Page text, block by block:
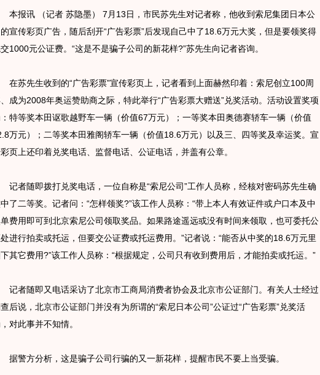
报讯 （记者 苏隐墨） 7月13日，市民苏先生对记者称，他收到索尼集团日本公
宣传彩页广告，随后刮开“广告彩票”后发现自己中了18.6万元大奖，但是要领奖得
1000元公证费。“这是不是骗子公司的新花样?”苏先生向记者咨询。
苏先生收到的“广告彩票”宣传彩页上，记者看到上面赫然印着：索尼创立100周
成为2008年奥运赞助商之际，特此举行“广告彩票大赠送”兑奖活动。活动设置奖项
特等奖本田讴歌越野车一辆（价值67万元）；一等奖本田奥德赛轿车一辆（价值
万元）；二等奖本田雅阁轿车一辆（价值18.6万元）以及三、四等奖及幸运奖。宣
页上还印着兑奖电话、监督电话、公证电话，并盖有公章。
者随即拨打兑奖电话，一位自称是“索尼公司”工作人员称，经核对密码苏先生确
了二等奖。记者问：“怎样领奖?”该工作人员称：“带上本人有效证件或户口本及中
费用即可到北京索尼公司领取奖品。如果路途遥远或没有时间来领取，也可委托公
进行拍卖或托运，但要交公证费或托运费用。”记者说：“能否从中奖的18.6万元里
其它费用?”该工作人员称：“根据规定，公司只有收到费用后，才能拍卖或托运。”
者随即又电话采访了北京市工商局消费者协会及北京市公证部门。有关人士经过
后说，北京市公证部门并没有为所谓的“索尼日本公司”公证过“广告彩票”兑奖活
对此事并不知情。
警方分析，这是骗子公司行骗的又一新花样，提醒市民不要上当受骗。